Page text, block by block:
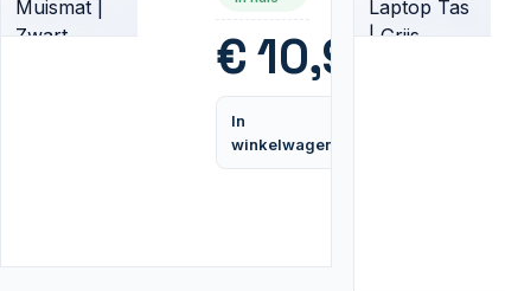
€10,95
In
winkelwagen